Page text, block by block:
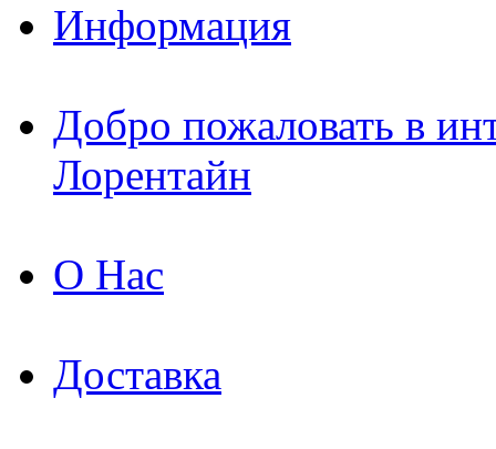
Информация
Добро пожаловать в
Лорентайн
О Нас
Доставка